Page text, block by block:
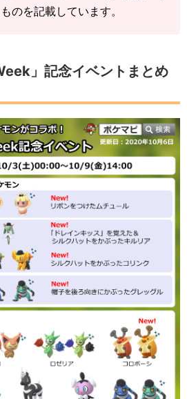
のを記載しています。
」記念イベントまとめ